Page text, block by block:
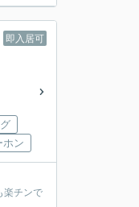
即入居可
ホン
楽チンで